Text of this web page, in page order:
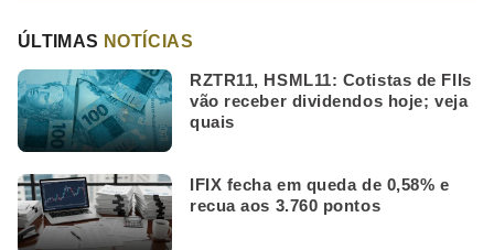
ÚLTIMAS NOTÍCIAS
RZTR11, HSML11: Cotistas de FIIs
vão receber dividendos hoje; veja
quais
IFIX fecha em queda de 0,58% e
recua aos 3.760 pontos